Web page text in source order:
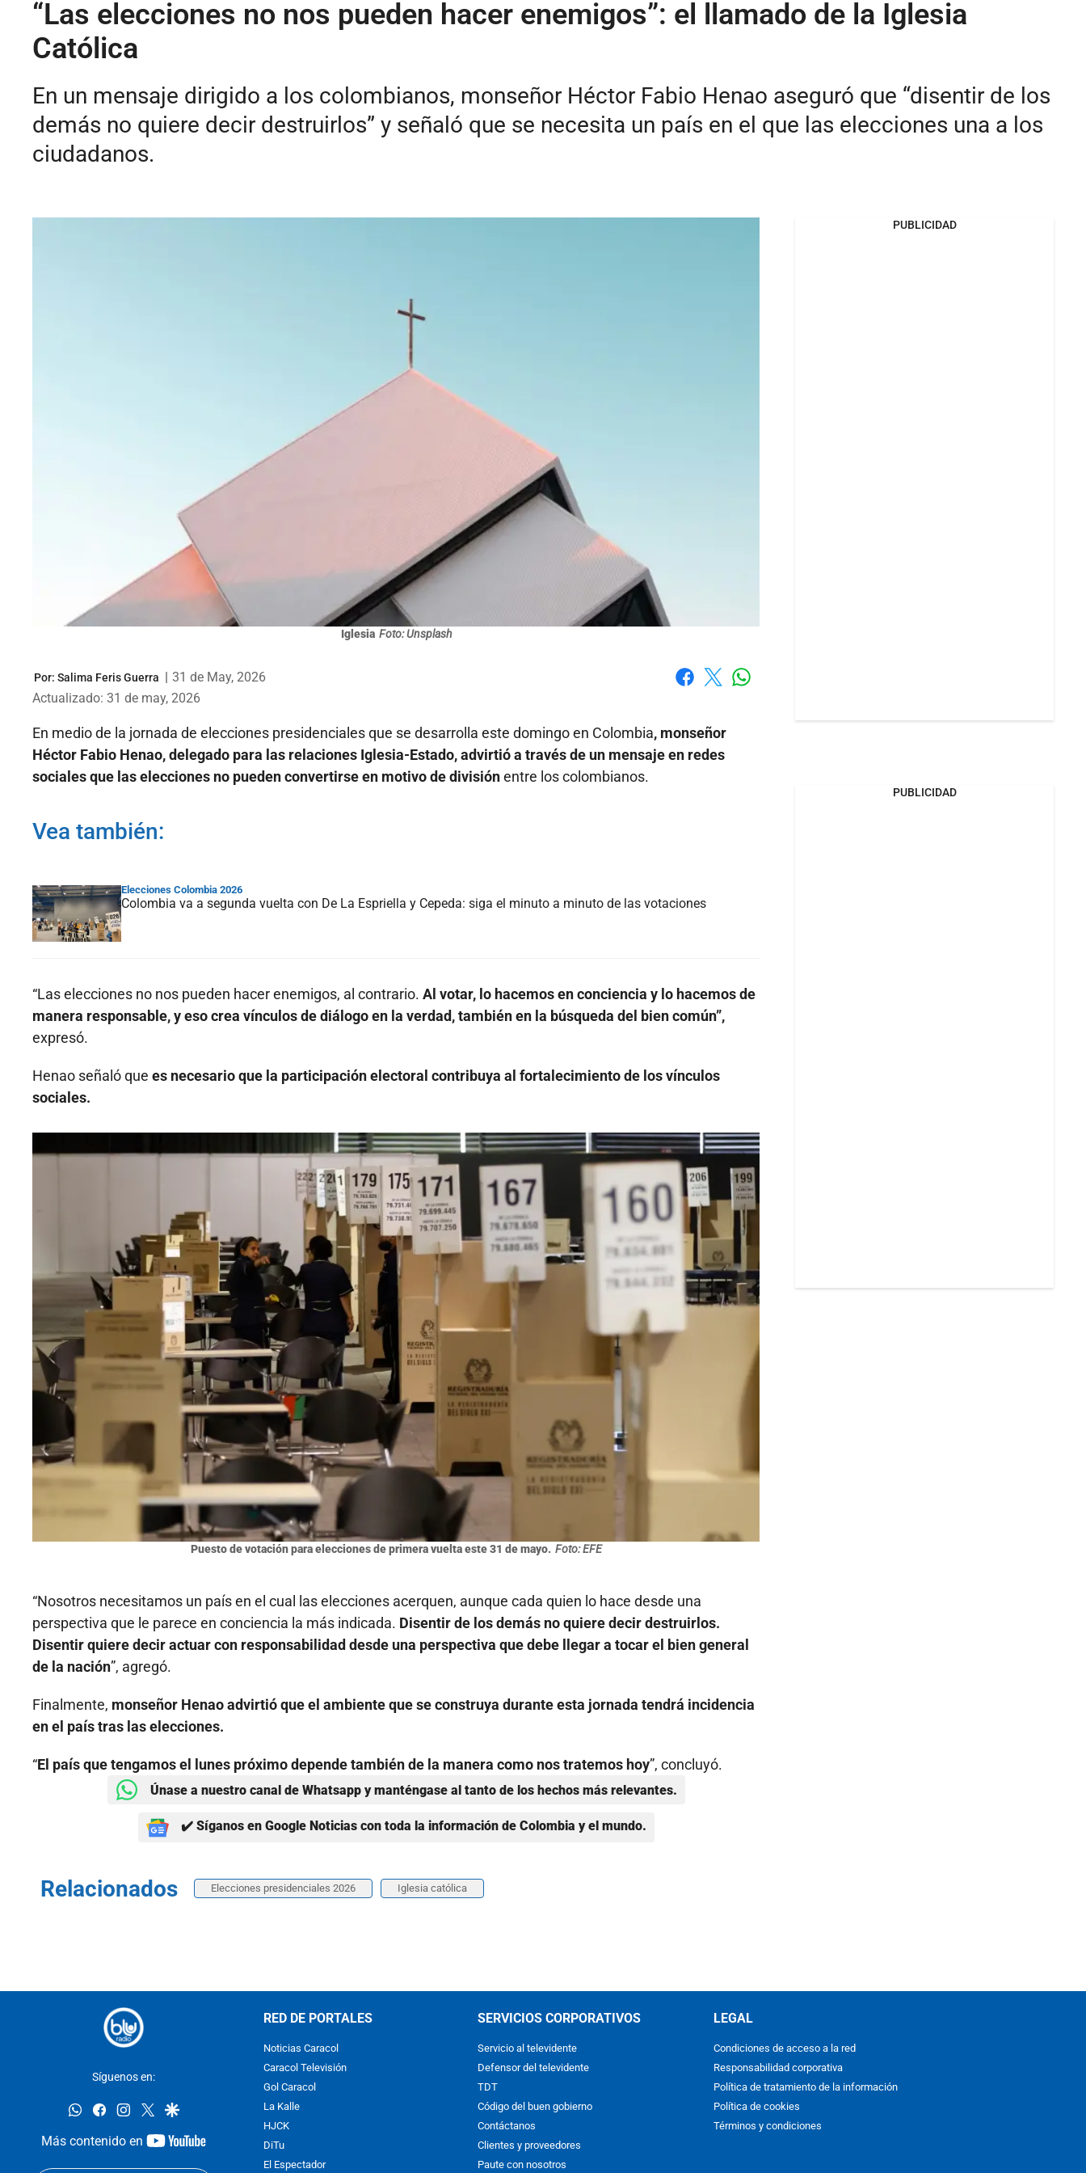
“Las elecciones no nos pueden hacer enemigos”: el llamado de la Iglesia
Católica
En un mensaje dirigido a los colombianos, monseñor Héctor Fabio Henao aseguró que “disentir de los
demás no quiere decir destruirlos” y señaló que se necesita un país en el que las elecciones una a los
ciudadanos.
Iglesia Foto: Unsplash
Por: Salima Feris Guerra | 31 de May, 2026
Actualizado: 31 de may, 2026
En medio de la jornada de elecciones presidenciales que se desarrolla este domingo en Colombia, monseñor
Héctor Fabio Henao, delegado para las relaciones Iglesia-Estado, advirtió a través de un mensaje en redes
sociales que las elecciones no pueden convertirse en motivo de divisiónentre los colombianos.
Vea también:
Elecciones Colombia 2026
Colombia va a segunda vuelta con De La Espriella y Cepeda: siga el minuto a minuto de las votaciones
“Las elecciones no nos pueden hacer enemigos, al contrario. Al votar, lo hacemos en conciencia y lo hacemos de
manera responsable, y eso crea vínculos de diálogo en la verdad, también en la búsqueda del bien común”,
expresó.
Henao señaló que es necesario que la participación electoral contribuya al fortalecimiento de los vínculos
sociales.
Puesto de votación para elecciones de primera vuelta este 31 de mayo. Foto: EFE
“Nosotros necesitamos un país en el cual las elecciones acerquen, aunque cada quien lo hace desde una
perspectiva que le parece en conciencia la más indicada. Disentir de los demás no quiere decir destruirlos.
Disentir quiere decir actuar con responsabilidad desde una perspectiva que debe llegar a tocar el bien general
de la nación”, agregó.
Finalmente, monseñor Henao advirtió que el ambiente que se construya durante esta jornada tendrá incidencia
en el país tras las elecciones.
“El país que tengamos el lunes próximo depende también de la manera como nos tratemos hoy”, concluyó.
Únase a nuestro canal de Whatsapp y manténgase al tanto de los hechos más relevantes.
✔️ Síganos en Google Noticias con toda la información de Colombia y el mundo.
Relacionados Elecciones presidenciales 2026 Iglesia católica
PUBLICIDAD
PUBLICIDAD
Síguenos en:
whatsappfacebookinstagram
twittergoogle
Más contenido en
youtube-
RED DE PORTALES
Noticias Caracol
Caracol Televisión
Gol Caracol
La Kalle
HJCK
DiTu
El Espectador
SERVICIOS CORPORATIVOS
Servicio al televidente
Defensor del televidente
TDT
Código del buen gobierno
Contáctanos
Clientes y proveedores
Paute con nosotros
LEGAL
Condiciones de acceso a la red
Responsabilidad corporativa
Política de tratamiento de la información
Política de cookies
Términos y condiciones